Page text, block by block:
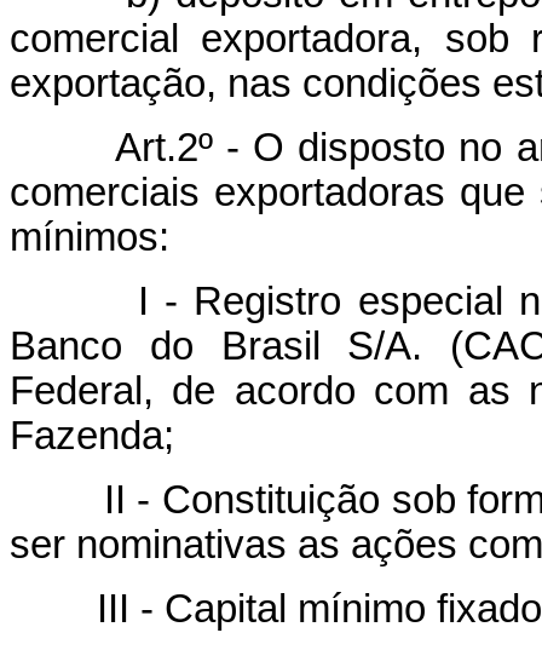
comercial exportadora, sob
exportação, nas condições
Art.2º - O disposto no
comerciais exportadoras
mínimos:
I - Registro especial na
Banco do Brasil S/A.
Federal, de acordo com as
Fazenda;
II - Constituição sob
ser nominativas as ações
III - Capital mínimo fixado